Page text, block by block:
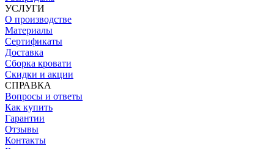
УСЛУГИ
О производстве
Материалы
Сертификаты
Доставка
Сборка кровати
Скидки и акции
СПРАВКА
Вопросы и ответы
Как купить
Гарантии
Отзывы
Контакты